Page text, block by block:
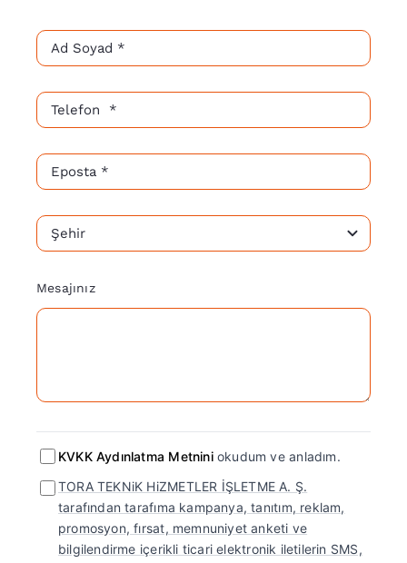
Mesajınız
KVKK Aydınlatma Metniniokudum ve anladım.
TORA TEKNiK HiZMETLER İŞLETME A. Ş.
tarafından tarafıma kampanya, tanıtım, reklam,
promosyon, fırsat, memnuniyet anketi ve
bilgilendirme içerikli ticari elektronik iletilerin SMS,